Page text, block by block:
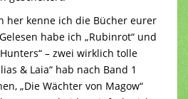
her kenne ich die Bücher eurer
habe ich „Rubinrot“ und
– zwei wirklich tolle
& Laia“ hab nach Band 1
„Die Wächter von Magow“